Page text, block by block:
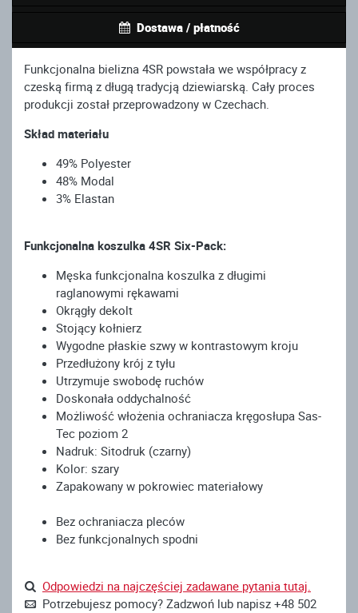
Dostawa / płatność
Funkcjonalna bielizna 4SR powstała we współpracy z
czeską firmą z długą tradycją dziewiarską. Cały proces
produkcji został przeprowadzony w Czechach.
Skład materiału
49% Polyester
48% Modal
3% Elastan
Funkcjonalna koszulka 4SR Six-Pack:
Męska funkcjonalna koszulka z długimi
raglanowymi rękawami
Okrągły dekolt
Stojący kołnierz
Wygodne płaskie szwy w kontrastowym kroju
Przedłużony krój z tyłu
Utrzymuje swobodę ruchów
Doskonała oddychalność
Możliwość włożenia ochraniacza kręgosłupa Sas-
Tec poziom 2
Nadruk: Sitodruk (czarny)
Kolor: szary
Zapakowany w pokrowiec materiałowy
Bez ochraniacza pleców
Bez funkcjonalnych spodni
Odpowiedzi na najczęściej zadawane pytania tutaj.
Potrzebujesz pomocy? Zadzwoń lub napisz +48 502